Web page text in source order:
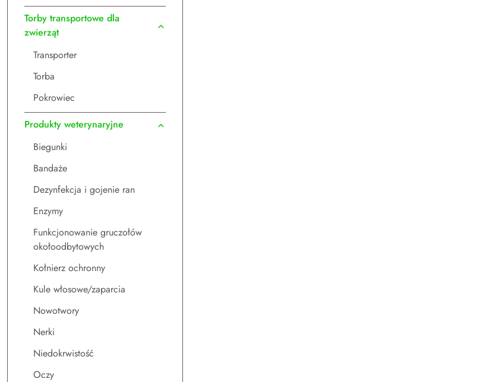
Torby transportowe dla
zwierząt
Transporter
Torba
Pokrowiec
Produkty weterynaryjne
Biegunki
Bandaże
Dezynfekcja i gojenie ran
Enzymy
Funkcjonowanie gruczołów
okołoodbytowych
Kołnierz ochronny
Kule włosowe/zaparcia
Nowotwory
Nerki
Niedokrwistość
Oczy